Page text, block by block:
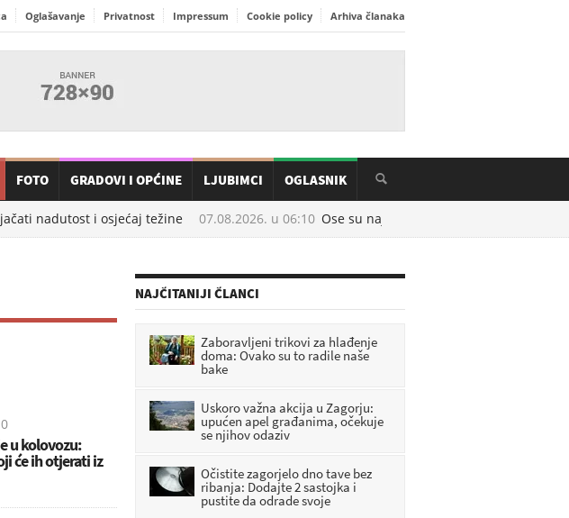
Oglašavanje Privatnost Impressum Cookie policy Arhiva članaka
FOTO GRADOVI I OPĆINE LJUBIMCI OGLASNIK
nadutost i osjećaj težine 07.08.2026. u06:10 Ose su najaktivnije u kolovozu: Prirodni
u kolovozu:
će ih otjerati iz
NAJČITANIJI ČLANCI
Zaboravljeni trikovi za hlađenje
doma: Ovako su to radile naše
bake
Uskoro važna akcija u Zagorju:
upućen apel građanima, očekuje
se njihov odaziv
Očistite zagorjelo dno tave bez
ribanja: Dodajte 2 sastojka i
pustite da odrade svoje